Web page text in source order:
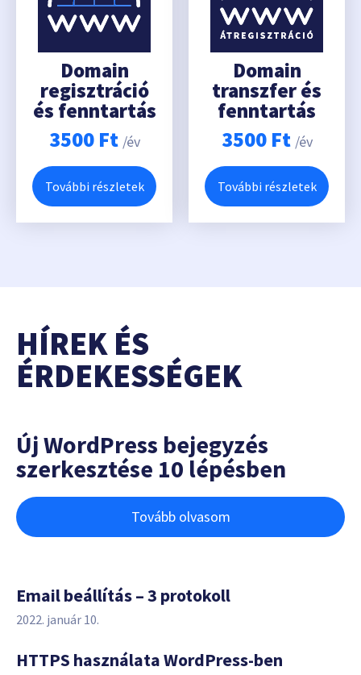
Domain
regisztráció
és fenntartás
3500 Ft /év
További részletek
Domain
transzfer és
fenntartás
3500 Ft /év
További részletek
HÍREK ÉS
ÉRDEKESSÉGEK
Új WordPress bejegyzés
szerkesztése 10 lépésben
Tovább olvasom
Email beállítás – 3 protokoll
2022. január 10.
HTTPS használata WordPress-ben